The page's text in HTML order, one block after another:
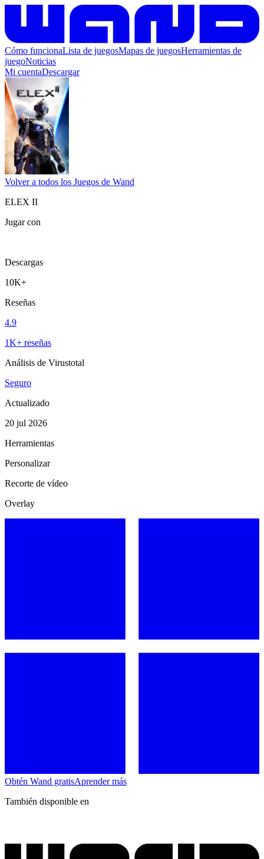
Cómo funcionaLista de juegosMapas de juegosHerramientas de
juegoNoticias
Mi cuentaDescargar
Volver a todos los Juegos de Wand
ELEX II
Jugar con
Descargas
10K+
Reseñas
4.9
1K+ reseñas
Análisis de Virustotal
Seguro
Actualizado
20 jul 2026
Herramientas
Personalizar
Recorte de vídeo
Overlay
Obtén Wand gratisAprender más
También disponible en